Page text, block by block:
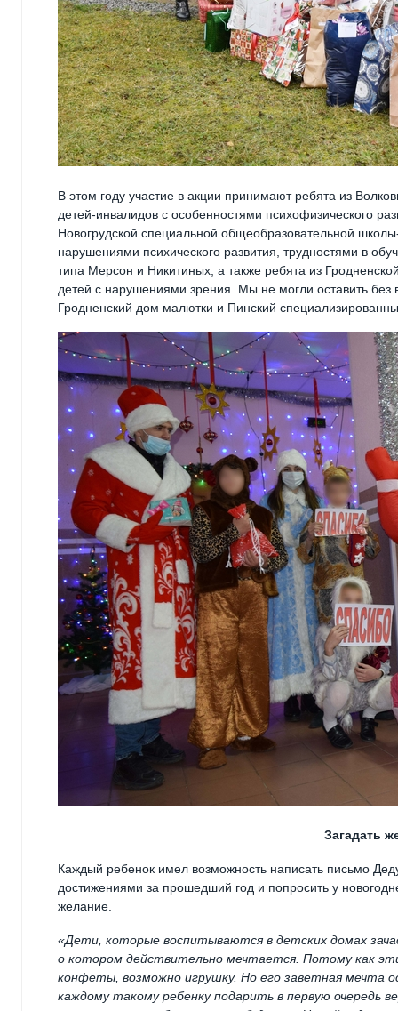
В этом году участие в акции принимают ребята из
детей-инвалидов с особенностями психофизического
Новогрудской специальной общеобразовательной
нарушениями психического развития, трудностями в
типа Мерсон и Никитиных, а также ребята из
детей с нарушениями зрения. Мы не могли оставить
Гродненский дом малютки и Пинский
Загадать
Каждый ребенок имел возможность написать письмо
достижениями за прошедший год и попросить у
желание.
«Дети, которые воспитываются в детских домах
о котором действительно мечтается. Потому как
конфеты, возможно игрушку. Но его заветная мечта
каждому такому ребенку подарить в первую очередь